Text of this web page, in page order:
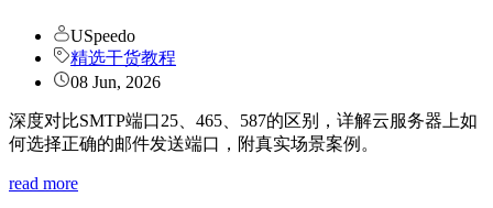
USpeedo
精选干货教程
08 Jun, 2026
深度对比SMTP端口25、465、587的区别，详解云服务器上如
何选择正确的邮件发送端口，附真实场景案例。
read more